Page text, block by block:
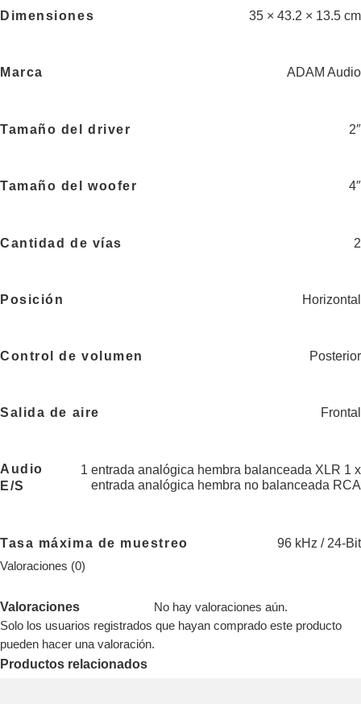
Dimensiones 35 × 43.2 × 13.5 cm
Marca ADAM Audio
Tamaño del driver 2″
Tamaño del woofer 4″
Cantidad de vías 2
Posición Horizontal
Control de volumen Posterior
Salida de aire Frontal
Audio
E/S
1 entrada analógica hembra balanceada XLR 1 x
entrada analógica hembra no balanceada RCA
Tasa máxima de muestreo 96 kHz / 24-Bit
Valoraciones (0)
Valoraciones
No hay valoraciones aún.
Solo los usuarios registrados que hayan comprado este producto
pueden hacer una valoración.
Productos relacionados